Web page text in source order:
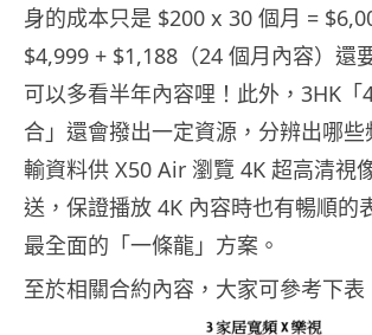
身的成本只是 $200 x 30 個月 =
$4,999 + $1,188（24 個月內容）還
可以多看半年內容哩！此外，3HK「
合」還會撥出一定資源，分辨出哪
輸資料供 X50 Air 瀏覽 4K 超高清視
送，保證播放 4K 內容時也有暢順的
最全面的「一條龍」方案。
至於相關合約內容，大家可參考下表